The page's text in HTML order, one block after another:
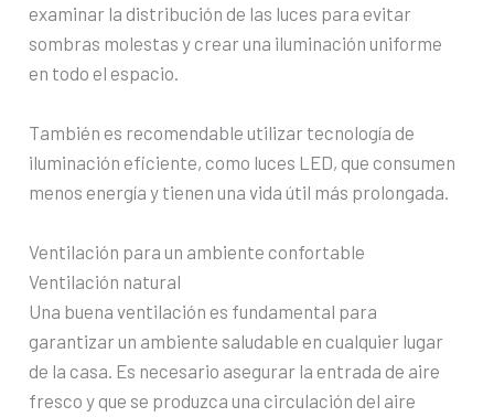
examinar la distribución de las luces para evitar
sombras molestas y crear una iluminación uniforme
en todo el espacio.
También es recomendable utilizar tecnología de
iluminación eficiente, como luces LED, que consumen
menos energía y tienen una vida útil más prolongada.
Ventilación para un ambiente confortable
Ventilación natural
Una buena ventilación es fundamental para
garantizar un ambiente saludable en cualquier lugar
de la casa. Es necesario asegurar la entrada de aire
fresco y que se produzca una circulación del aire